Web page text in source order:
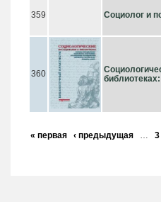
359 Социолог и
360
« первая ‹ предыдущая … 3